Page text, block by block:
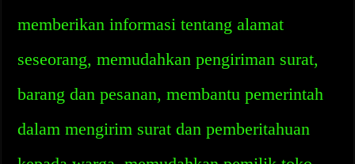
memberikan informasi tentang alamat
seseorang, memudahkan pengiriman surat,
barang dan pesanan, membantu pemerintah
dalam mengirim surat dan pemberitahuan